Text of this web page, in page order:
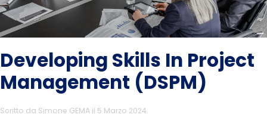
Developing Skills In Project
Management (DSPM)
Scritto da Simone GEMA il 5 Marzo 2024.